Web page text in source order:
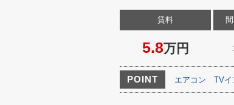
賃料
5.8万円
POINT エアコン TVイ